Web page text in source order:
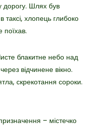
дорогу. Шлях був
хлопець глибоко
поїхав.
блакитне небо над
відчинене вікно.
скрекотання сороки.
– містечко